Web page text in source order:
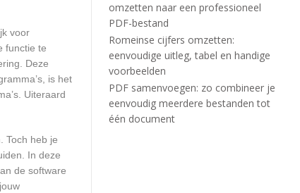
voor
functie te
Deze
is het
Uiteraard
Toch heb je
In deze
de software
omzetten naar een professioneel
PDF-bestand
Romeinse cijfers omzetten:
eenvoudige uitleg, tabel en handige
voorbeelden
PDF samenvoegen: zo combineer je
eenvoudig meerdere bestanden tot
één document